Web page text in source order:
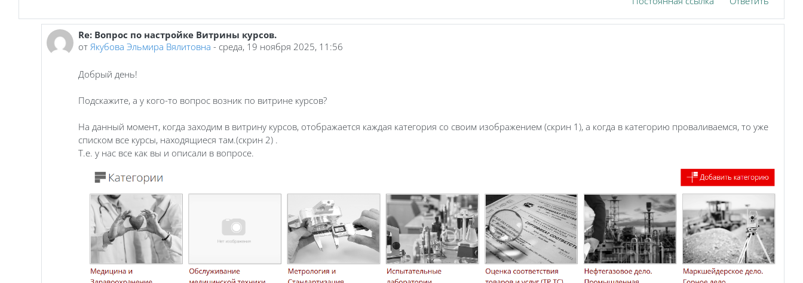
В ответ на Сидоркина Оксана Сергеевна
Re: Вопрос по настройке Витрины курсов.
от Якубова Эльмира Вялитовна - среда, 19 ноября 2025, 11:56
Добрый день!
Подскажите, а у кого-то вопрос возник по витрине курсов?
На данный момент, когда заходим в витрину курсов, отображается каждая категория со своим изображением (скрин 1), а когда в категорию проваливаемся, то уже
списком все курсы, находящиеся там.(скрин 2) .
Т.е. у нас все как вы и описали в вопросе.